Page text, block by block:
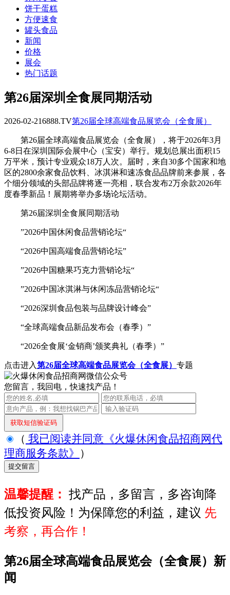
饼干蛋糕
方便速食
罐头食品
新闻
价格
展会
热门话题
第26届深圳全食展同期活动
2026-02-216888.TV第26届全球高端食品展览会（全食展）
第26届全球高端食品展览会（全食展），将于2026年3月
6-8日在深圳国际会展中心（宝安）举行。规划总展出面积15
万平米，预计专业观众18万人次。届时，来自30多个国家和地
区的2800余家食品饮料、冰淇淋和速冻食品品牌前来参展，各
个细分领域的头部品牌将逐一亮相，联合发布2万余款2026年
度春季新品！展期将举办多场论坛活动。
第26届深圳全食展同期活动
”2026中国休闲食品营销论坛“
“2026中国高端食品营销论坛”
”2026中国糖果巧克力营销论坛“
”2026中国冰淇淋与休闲冻品营销论坛“
“2026深圳食品包装与品牌设计峰会”
“全球高端食品新品发布会（春季）”
“2026全食展‘金销商’颁奖典礼（春季）”
点击进入第26届全球高端食品展览会（全食展） 专题
您留言，我回电，快速找产品！
（ 我已阅读并同意《火爆休闲食品招商网代
理商服务条款》
）
温馨提醒： 找产品，多留言，多咨询降
低投资风险！为保障您的利益，建议 先
考察，再合作！
第26届全球高端食品展览会（全食展）新
闻